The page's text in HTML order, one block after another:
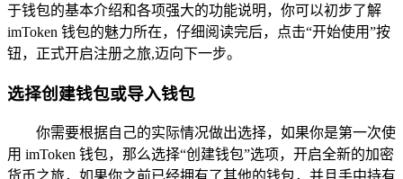
于钱包的基本介绍和各项强大的功能说明，你可以初步了解
imToken 钱包的魅力所在，仔细阅读完后，点击“开始使用”按
钮，正式开启注册之旅,迈向下一步。
选择创建钱包或导入钱包
你需要根据自己的实际情况做出选择，如果你是第一次使
用 imToken 钱包，那么选择“创建钱包”选项，开启全新的加密